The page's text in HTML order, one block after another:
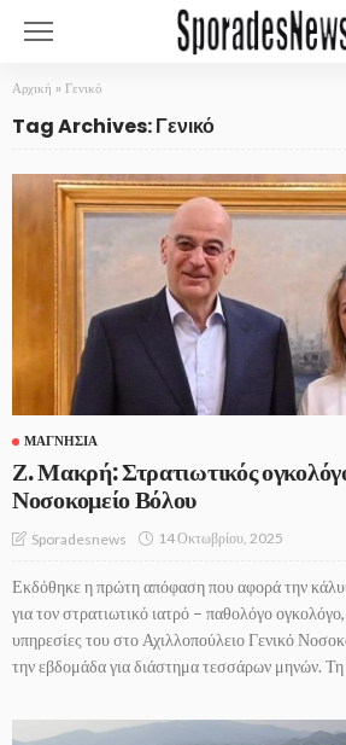
Αρχική » Γενικό
Tag Archives: Γενικό
ΜΑΓΝΗΣΊΑ
Ζ. Μακρή: Στρατιωτικός
Νοσοκομείο Βόλου
Sporadesnews 14 Οκτωβρίου, 2025
Εκδόθηκε η πρώτη απόφαση που αφορά την
για τον στρατιωτικό ιατρό – παθολόγο
υπηρεσίες του στο Αχιλλοπούλειο Γενικό
την εβδομάδα για διάστημα τεσσάρων μηνών. Τη